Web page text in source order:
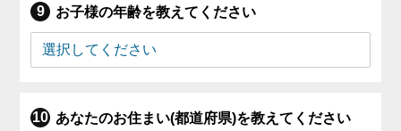
お子様の年齢を教えてください
あなたのお住まい(都道府県)を教えてください